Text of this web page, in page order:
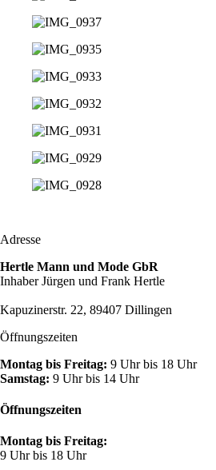
Adresse
Hertle Mann und Mode GbR
Inhaber Jürgen und Frank Hertle
Kapuzinerstr. 22, 89407 Dillingen
Öffnungszeiten
Montag bis Freitag: 9 Uhr bis 18 Uhr
Samstag: 9 Uhr bis 14 Uhr
Öffnungszeiten
Montag bis Freitag:
9 Uhr bis 18 Uhr